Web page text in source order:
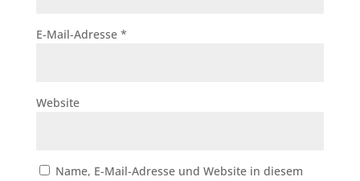
E-Mail-Adresse *
Website
Name, E-Mail-Adresse und Website in diesem